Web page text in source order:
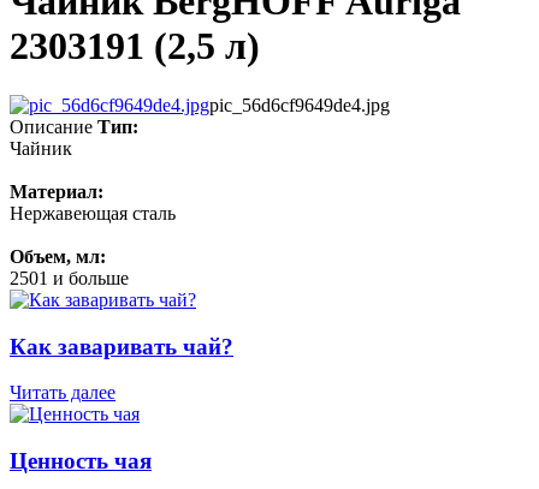
2303191 (2,5 л)
pic_56d6cf9649de4.jpg
Описание Тип:
Чайник
Материал:
Нержавеющая сталь
Объем, мл:
2501 и больше
Как заваривать чай?
Читать далее
Ценность чая